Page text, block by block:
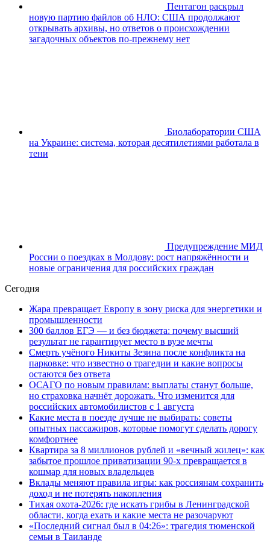
Пентагон раскрыл
новую партию файлов об НЛО: США продолжают
открывать архивы, но ответов о происхождении
загадочных объектов по-прежнему нет
Биолаборатории США
на Украине: система, которая десятилетиями работала в
тени
Предупреждение МИД
России о поездках в Молдову: рост напряжённости и
новые ограничения для российских граждан
Сегодня
Жара превращает Европу в зону риска для энергетики и
промышленности
300 баллов ЕГЭ — и без бюджета: почему высший
результат не гарантирует место в вузе мечты
Смерть учёного Никиты Зезина после конфликта на
парковке: что известно о трагедии и какие вопросы
остаются без ответа
ОСАГО по новым правилам: выплаты станут больше,
но страховка начнёт дорожать. Что изменится для
российских автомобилистов с 1 августа
Какие места в поезде лучше не выбирать: советы
опытных пассажиров, которые помогут сделать дорогу
комфортнее
Квартира за 8 миллионов рублей и «вечный жилец»: как
забытое прошлое приватизации 90-х превращается в
кошмар для новых владельцев
Вклады меняют правила игры: как россиянам сохранить
доход и не потерять накопления
Тихая охота-2026: где искать грибы в Ленинградской
области, когда ехать и какие места не разочаруют
«Последний сигнал был в 04:26»: трагедия тюменской
семьи в Таиланде